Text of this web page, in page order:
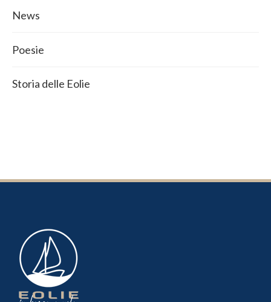
News
Poesie
Storia delle Eolie